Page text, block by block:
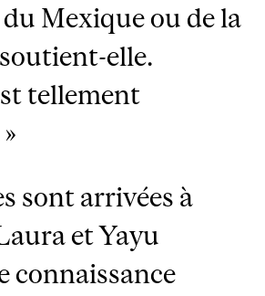
Mexique ou de la
elle.
tellement
sont arrivées à
et Yayu
connaissance